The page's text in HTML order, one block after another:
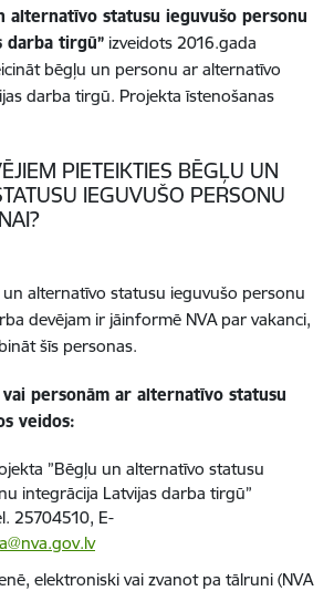
alternatīvo statusu ieguvušo personu
darba tirgū” izveidots 2016.gada
bēgļu un personu ar alternatīvo
darba tirgū. Projekta īstenošanas
PIETEIKTIES BĒGĻU UN
IEGUVUŠO PERSONU
alternatīvo statusu ieguvušo personu
devējam ir jāinformē NVA par vakanci,
šīs personas.
personām ar alternatīvo statusu
veidos:
”Bēgļu un alternatīvo statusu
integrācija Latvijas darba tirgū”
25704510, E-
elektroniski vai zvanot pa tālruni (NVA